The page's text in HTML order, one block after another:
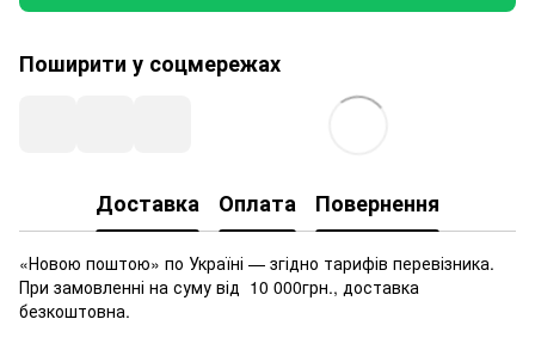
Поширити у соцмережах
Доставка Оплата Повернення
«Новою поштою» по Україні — згідно тарифів перевізника.
При замовленні на суму від 10 000грн., доставка
безкоштовна.